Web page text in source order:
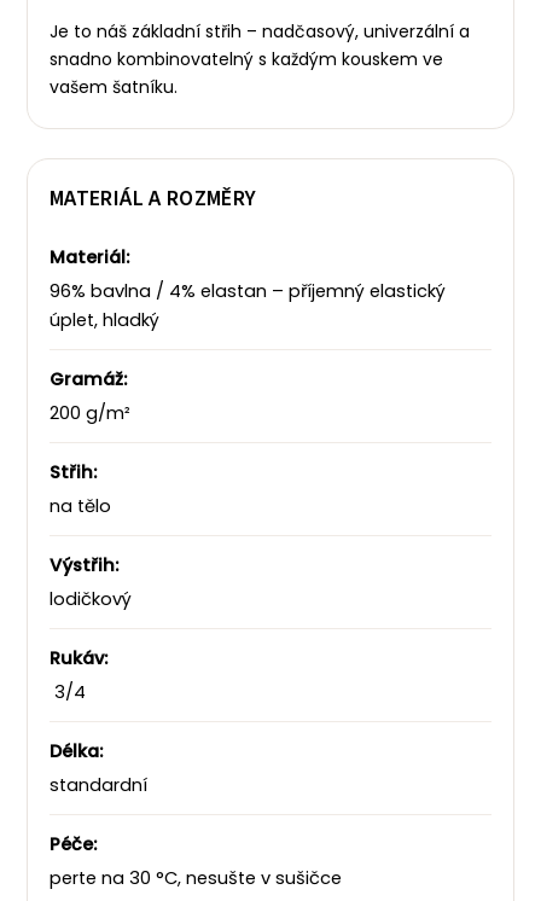
Je to náš základní střih – nadčasový, univerzální a
snadno kombinovatelný s každým kouskem ve
vašem šatníku.
MATERIÁL A ROZMĚRY
Materiál:
96% bavlna / 4% elastan – příjemný elastický
úplet, hladký
Gramáž:
200 g/m²
Střih:
na tělo
Výstřih:
lodičkový
Rukáv:
3/4
Délka:
standardní
Péče:
perte na 30 °C, nesušte v sušičce